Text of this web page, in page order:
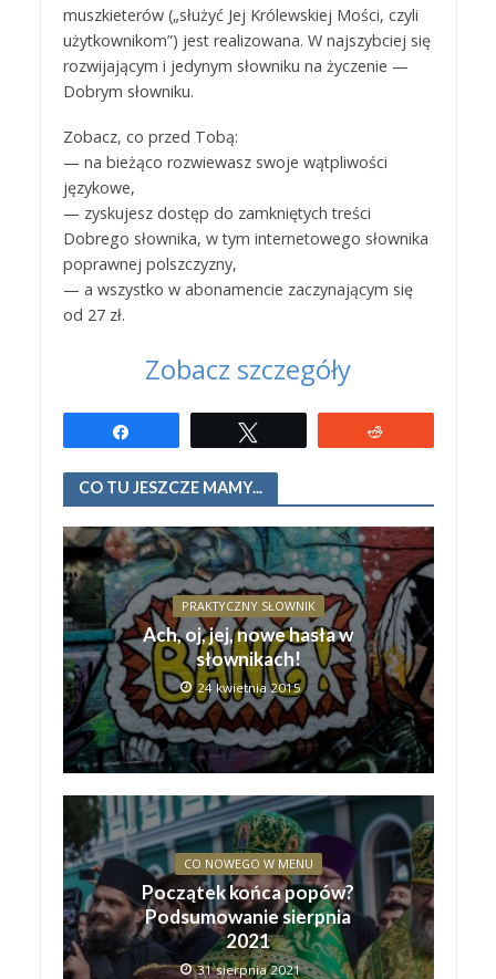
muszkieterów („służyć Jej Królewskiej Mości, czyli
użytkownikom”) jest realizowana. W najszybciej się
rozwijającym i jedynym słowniku na życzenie —
Dobrym słowniku.
Zobacz, co przed Tobą:
— na bieżąco rozwiewasz swoje wątpliwości
językowe,
— zyskujesz dostęp do zamkniętych treści
Dobrego słownika, w tym internetowego słownika
poprawnej polszczyzny,
— a wszystko w abonamencie zaczynającym się
od 27 zł.
Zobacz szczegóły
CO TU JESZCZE MAMY...
PRAKTYCZNY SŁOWNIK
Ach, oj, jej, nowe hasła w
słownikach!
24 kwietnia 2015
CO NOWEGO W MENU
Początek końca popów?
Podsumowanie sierpnia
2021
31 sierpnia 2021